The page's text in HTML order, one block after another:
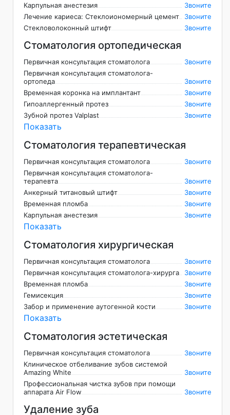
Карпульная анестезия
Звоните
Лечение кариеса: Стеклоиономерный цемент
Звоните
Стекловолоконный штифт
Звоните
Стоматология ортопедическая
Первичная консультация стоматолога
Звоните
Первичная консультация стоматолога-
ортопеда
Звоните
Временная коронка на имплантант
Звоните
Гипоаллергенный протез
Звоните
Зубной протез Valplast
Звоните
Показать
Стоматология терапевтическая
Первичная консультация стоматолога
Звоните
Первичная консультация стоматолога-
терапевта
Звоните
Анкерный титановый штифт
Звоните
Временная пломба
Звоните
Карпульная анестезия
Звоните
Показать
Стоматология хирургическая
Первичная консультация стоматолога
Звоните
Первичная консультация стоматолога-хирурга
Звоните
Временная пломба
Звоните
Гемисекция
Звоните
Забор и применение аутогенной кости
Звоните
Показать
Стоматология эстетическая
Первичная консультация стоматолога
Звоните
Клиническое отбеливание зубов системой
Amazing White
Звоните
Профессиональная чистка зубов при помощи
аппарата Air Flow
Звоните
Удаление зуба